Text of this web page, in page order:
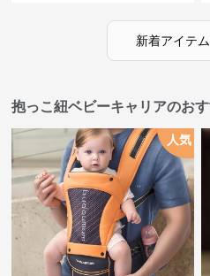
新着アイテ
抱っこ紐ベビーキャリアのお
人気